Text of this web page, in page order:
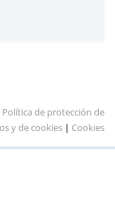
Política de protección de
y de cookies | Cookies